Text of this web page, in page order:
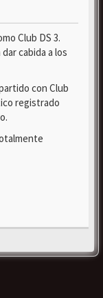
Club DS 3.
cabida a los
con Club
registrado